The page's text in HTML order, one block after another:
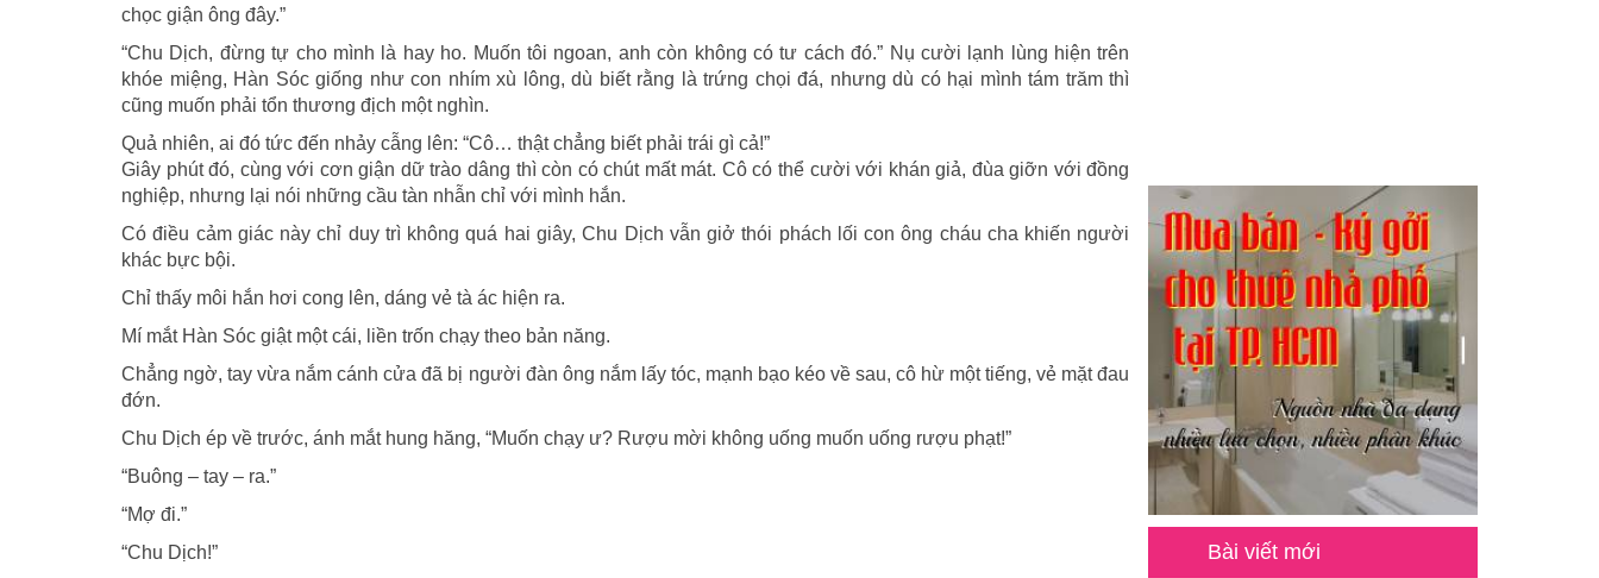
chọc giận ông đây.”
“Chu Dịch, đừng tự cho mình là hay ho. Muốn tôi ngoan, anh còn không có tư cách đó.” Nụ cười lạnh lùng hiện trên
khóe miệng, Hàn Sóc giống như con nhím xù lông, dù biết rằng là trứng chọi đá, nhưng dù có hại mình tám trăm thì
cũng muốn phải tổn thương địch một nghìn.
Quả nhiên, ai đó tức đến nhảy cẫng lên: “Cô… thật chẳng biết phải trái gì cả!”
Giây phút đó, cùng với cơn giận dữ trào dâng thì còn có chút mất mát. Cô có thể cười với khán giả, đùa giỡn với đồng
nghiệp, nhưng lại nói những cầu tàn nhẫn chỉ với mình hắn.
Có điều cảm giác này chỉ duy trì không quá hai giây, Chu Dịch vẫn giở thói phách lối con ông cháu cha khiến người
khác bực bội.
Chỉ thấy môi hắn hơi cong lên, dáng vẻ tà ác hiện ra.
Mí mắt Hàn Sóc giật một cái, liền trốn chạy theo bản năng.
Chẳng ngờ, tay vừa nắm cánh cửa đã bị người đàn ông nắm lấy tóc, mạnh bạo kéo về sau, cô hừ một tiếng, vẻ mặt đau
đớn.
Chu Dịch ép về trước, ánh mắt hung hăng, “Muốn chạy ư? Rượu mời không uống muốn uống rượu phạt!”
“Buông – tay – ra.”
“Mợ đi.”
“Chu Dịch!”
Bài viết mới